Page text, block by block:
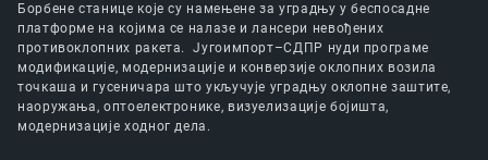
Борбене станице које су намењене за уградњу у беспосадне
платформе на којима се налазе и лансери невођених
противоклопних ракета. Југоимпорт–СДПР нуди програме
модификације, модернизације и конверзије оклопних возила
точкаша и гусеничара што укључује уградњу оклопне заштите,
наоружања, оптоелектронике, визуелизације бојишта,
модернизације ходног дела.